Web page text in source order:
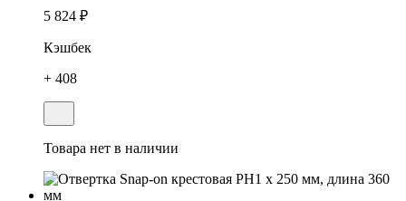
5 824 ₽
Кэшбек
+ 408
Товара нет в наличии